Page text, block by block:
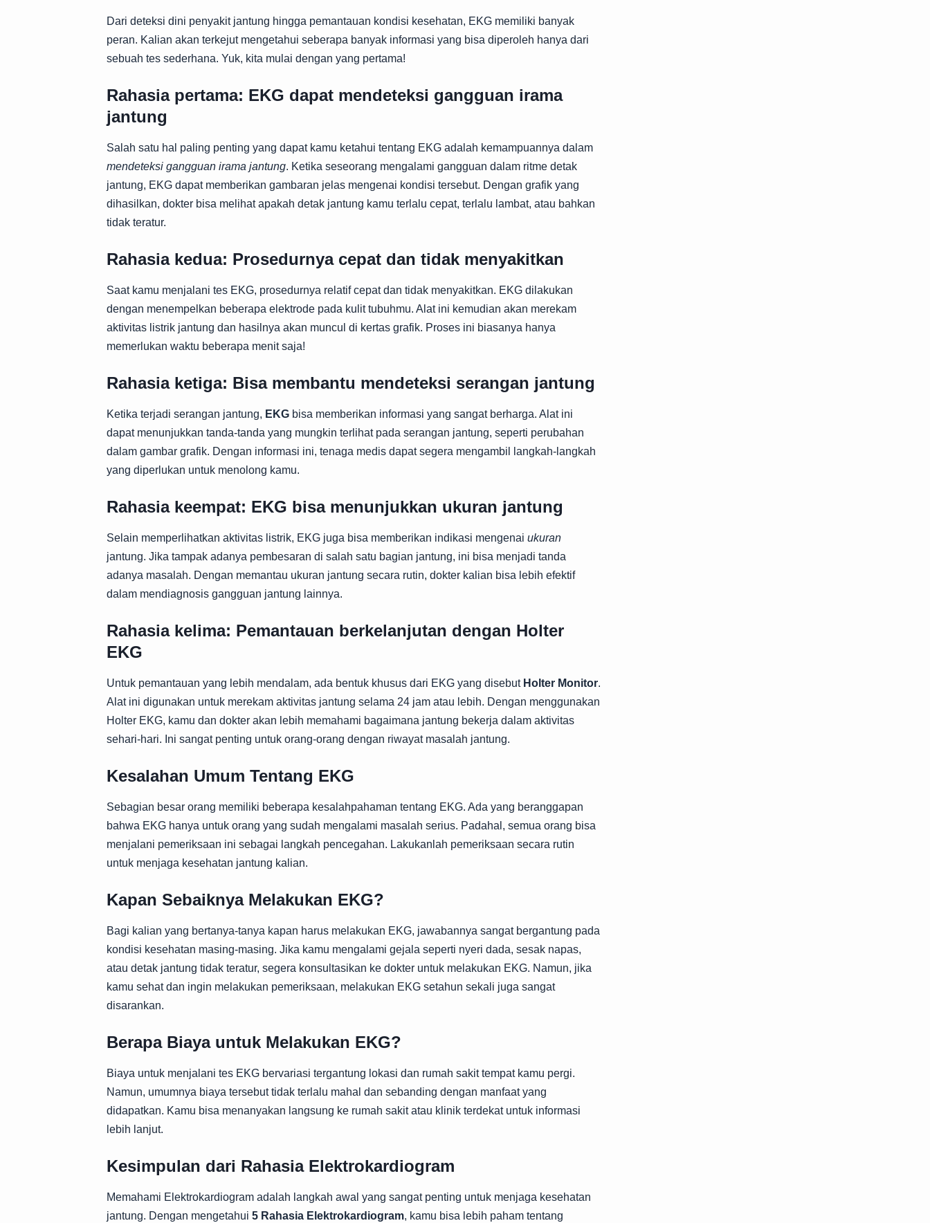
Dari deteksi dini penyakit jantung hingga pemantauan kondisi kesehatan, EKG memiliki banyak
peran. Kalian akan terkejut mengetahui seberapa banyak informasi yang bisa diperoleh hanya dari
sebuah tes sederhana. Yuk, kita mulai dengan yang pertama!
Rahasia pertama: EKG dapat mendeteksi gangguan irama
jantung
Salah satu hal paling penting yang dapat kamu ketahui tentang EKG adalah kemampuannya dalam
mendeteksi gangguan irama jantung. Ketika seseorang mengalami gangguan dalam ritme detak
jantung, EKG dapat memberikan gambaran jelas mengenai kondisi tersebut. Dengan grafik yang
dihasilkan, dokter bisa melihat apakah detak jantung kamu terlalu cepat, terlalu lambat, atau bahkan
tidak teratur.
Rahasia kedua: Prosedurnya cepat dan tidak menyakitkan
Saat kamu menjalani tes EKG, prosedurnya relatif cepat dan tidak menyakitkan. EKG dilakukan
dengan menempelkan beberapa elektrode pada kulit tubuhmu. Alat ini kemudian akan merekam
aktivitas listrik jantung dan hasilnya akan muncul di kertas grafik. Proses ini biasanya hanya
memerlukan waktu beberapa menit saja!
Rahasia ketiga: Bisa membantu mendeteksi serangan jantung
Ketika terjadi serangan jantung, EKG bisa memberikan informasi yang sangat berharga. Alat ini
dapat menunjukkan tanda-tanda yang mungkin terlihat pada serangan jantung, seperti perubahan
dalam gambar grafik. Dengan informasi ini, tenaga medis dapat segera mengambil langkah-langkah
yang diperlukan untuk menolong kamu.
Rahasia keempat: EKG bisa menunjukkan ukuran jantung
Selain memperlihatkan aktivitas listrik, EKG juga bisa memberikan indikasi mengenai ukuran
jantung. Jika tampak adanya pembesaran di salah satu bagian jantung, ini bisa menjadi tanda
adanya masalah. Dengan memantau ukuran jantung secara rutin, dokter kalian bisa lebih efektif
dalam mendiagnosis gangguan jantung lainnya.
Rahasia kelima: Pemantauan berkelanjutan dengan Holter
EKG
Untuk pemantauan yang lebih mendalam, ada bentuk khusus dari EKG yang disebut Holter Monitor.
Alat ini digunakan untuk merekam aktivitas jantung selama 24 jam atau lebih. Dengan menggunakan
Holter EKG, kamu dan dokter akan lebih memahami bagaimana jantung bekerja dalam aktivitas
sehari-hari. Ini sangat penting untuk orang-orang dengan riwayat masalah jantung.
Kesalahan Umum Tentang EKG
Sebagian besar orang memiliki beberapa kesalahpahaman tentang EKG. Ada yang beranggapan
bahwa EKG hanya untuk orang yang sudah mengalami masalah serius. Padahal, semua orang bisa
menjalani pemeriksaan ini sebagai langkah pencegahan. Lakukanlah pemeriksaan secara rutin
untuk menjaga kesehatan jantung kalian.
Kapan Sebaiknya Melakukan EKG?
Bagi kalian yang bertanya-tanya kapan harus melakukan EKG, jawabannya sangat bergantung pada
kondisi kesehatan masing-masing. Jika kamu mengalami gejala seperti nyeri dada, sesak napas,
atau detak jantung tidak teratur, segera konsultasikan ke dokter untuk melakukan EKG. Namun, jika
kamu sehat dan ingin melakukan pemeriksaan, melakukan EKG setahun sekali juga sangat
disarankan.
Berapa Biaya untuk Melakukan EKG?
Biaya untuk menjalani tes EKG bervariasi tergantung lokasi dan rumah sakit tempat kamu pergi.
Namun, umumnya biaya tersebut tidak terlalu mahal dan sebanding dengan manfaat yang
didapatkan. Kamu bisa menanyakan langsung ke rumah sakit atau klinik terdekat untuk informasi
lebih lanjut.
Kesimpulan dari Rahasia Elektrokardiogram
Memahami Elektrokardiogram adalah langkah awal yang sangat penting untuk menjaga kesehatan
jantung. Dengan mengetahui 5 Rahasia Elektrokardiogram, kamu bisa lebih paham tentang